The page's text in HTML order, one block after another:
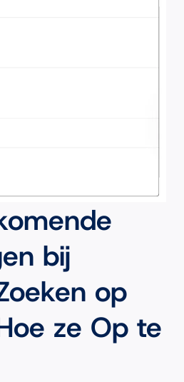
bij
op
ze Op te